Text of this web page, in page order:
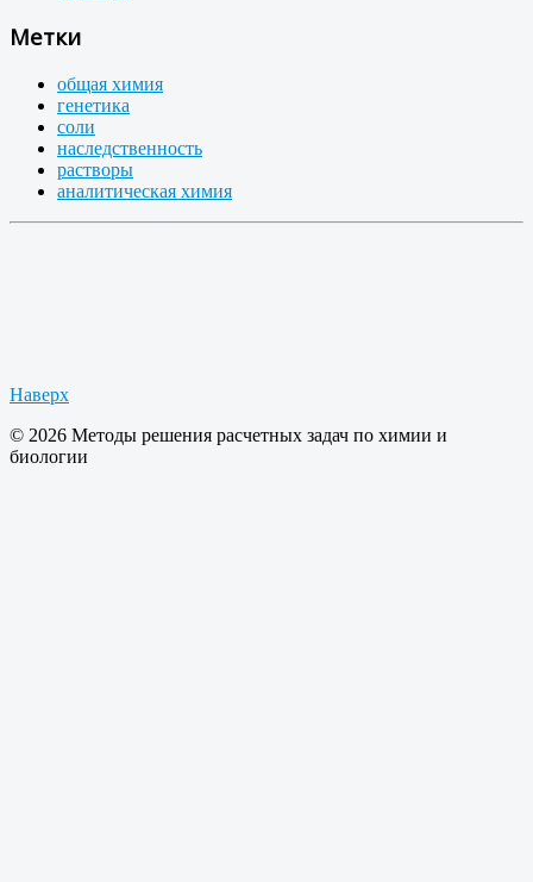
Метки
общая химия
генетика
соли
наследственность
растворы
аналитическая химия
Наверх
© 2026 Методы решения расчетных задач по химии и
биологии